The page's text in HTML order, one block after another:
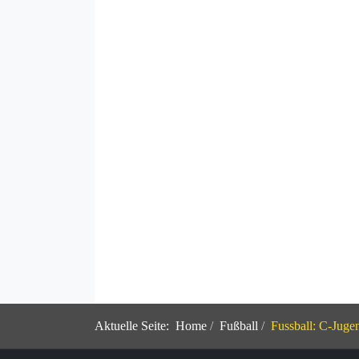
Aktuelle Seite: Home Fußball Fussball: C-